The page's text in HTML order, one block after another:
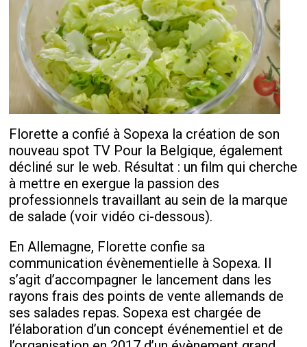
Florette a confié à Sopexa la création de son
nouveau spot TV Pour la Belgique, également
décliné sur le web. Résultat : un film qui cherche
à mettre en exergue la passion des
professionnels travaillant au sein de la marque
de salade (voir vidéo ci-dessous).
En Allemagne, Florette confie sa
communication évènementielle à Sopexa. Il
s’agit d’accompagner le lancement dans les
rayons frais des points de vente allemands de
ses salades repas. Sopexa est chargée de
l’élaboration d’un concept événementiel et de